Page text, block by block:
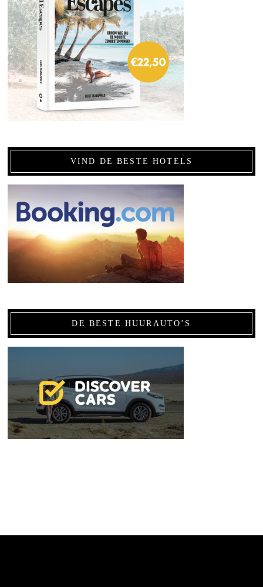
VIND DE BESTE HOTELS
DE BESTE HUURAUTO’S